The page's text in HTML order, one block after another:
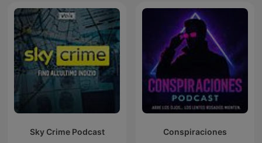
Sky Crime Podcast Conspiraciones